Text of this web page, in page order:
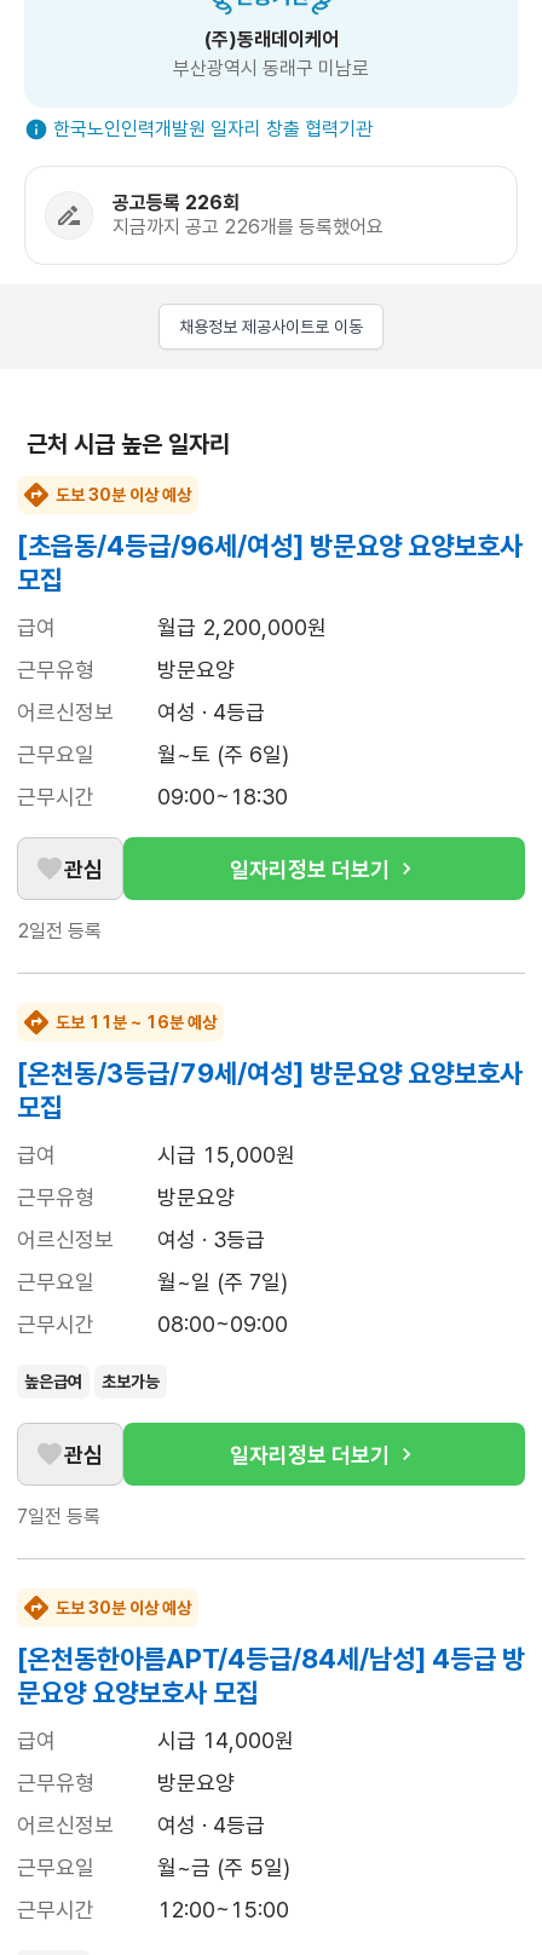
(주)동래데이케어
부산광역시 동래구 미남로
한국노인인력개발원 일자리 창출 협력기관
공고등록 226회
지금까지 공고 226개를 등록했어요
채용정보 제공사이트로 이동
근처 시급 높은 일자리
도보 30분 이상 예상
[초읍동/4등급/96세/여성] 방문요양 요양보호사
모집
급여
월급 2,200,000원
근무유형
방문요양
어르신정보
여성 · 4등급
근무요일
월~토 (주 6일)
근무시간
09:00~18:30
관심 일자리정보 더보기
2일전 등록
도보 11분 ~ 16분 예상
[온천동/3등급/79세/여성] 방문요양 요양보호사
모집
급여
시급 15,000원
근무유형
방문요양
어르신정보
여성 · 3등급
근무요일
월~일 (주 7일)
근무시간
08:00~09:00
높은급여 초보가능
관심 일자리정보 더보기
7일전 등록
도보 30분 이상 예상
[온천동한아름APT/4등급/84세/남성] 4등급 방
문요양 요양보호사 모집
급여
시급 14,000원
근무유형
방문요양
어르신정보
여성 · 4등급
근무요일
월~금 (주 5일)
근무시간
12:00~15:00